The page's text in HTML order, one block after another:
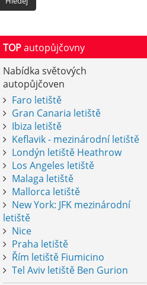
TOPautopůjčovny
Nabídka světových
autopůjčoven
Faro letiště
Gran Canaria letiště
Ibiza letiště
Keflavik - mezinárodní letiště
Londýn letiště Heathrow
Los Angeles letiště
Malaga letiště
Mallorca letiště
New York: JFK mezinárodní
letiště
Nice
Praha letiště
Řím letiště Fiumicino
Tel Aviv letiště Ben Gurion